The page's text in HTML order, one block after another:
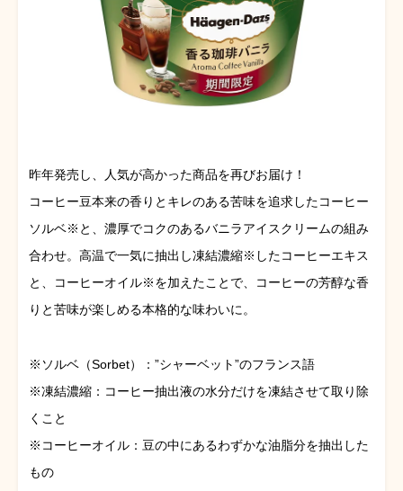
昨年発売し、人気が高かった商品を再びお届け！
コーヒー豆本来の香りとキレのある苦味を追求したコーヒー
ソルベ※と、濃厚でコクのあるバニラアイスクリームの組み
合わせ。高温で一気に抽出し凍結濃縮※したコーヒーエキス
と、コーヒーオイル※を加えたことで、コーヒーの芳醇な香
りと苦味が楽しめる本格的な味わいに。
※ソルベ（Sorbet）：”シャーベット”のフランス語
※凍結濃縮：コーヒー抽出液の水分だけを凍結させて取り除
くこと
※コーヒーオイル：豆の中にあるわずかな油脂分を抽出した
もの